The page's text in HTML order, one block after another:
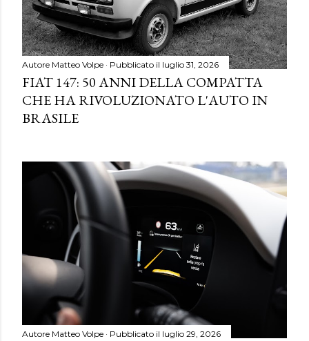
Autore Matteo Volpe Pubblicato il luglio 31, 2026
FIAT 147: 50 ANNI DELLA COMPATTA
CHE HA RIVOLUZIONATO L'AUTO IN
BRASILE
Autore Matteo Volpe Pubblicato il luglio 29, 2026